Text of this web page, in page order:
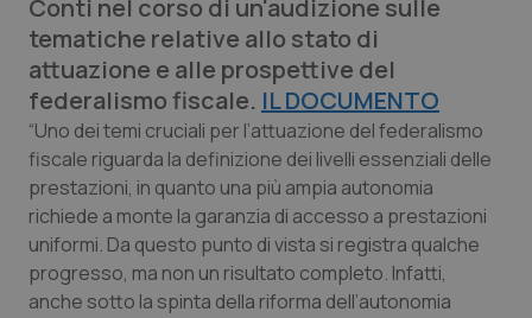
Calabria
Campania
Emilia-Romagna
Friuli Venezia Giulia
Lazio
Asma & BPCO
Car-T
Colesterolo & coronaropatie
Dermatite Atopica
Diabete & glucometri
Conti nel corso di un'audizione sulle
tematiche relative allo stato di
attuazione e alle prospettive del
federalismo fiscale. IL DOCUMENTO
“Uno dei temi cruciali per l’attuazione del federalismo
fiscale riguarda la definizione dei livelli essenziali delle
prestazioni, in quanto una più ampia autonomia
richiede a monte la garanzia di accesso a prestazioni
uniformi. Da questo punto di vista si registra qualche
progresso, ma non un risultato completo. Infatti,
anche sotto la spinta della riforma dell’autonomia